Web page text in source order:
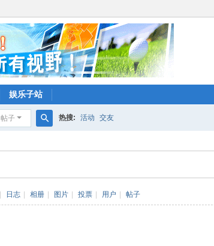
娱乐子站
帖子
索
热搜: 活动 交友
日志 相册 图片 投票 用户 帖子